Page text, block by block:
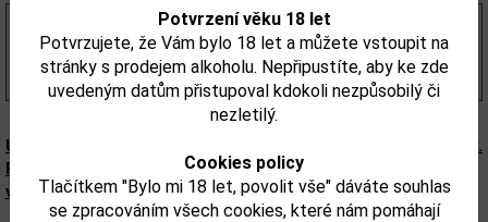
Potvrzení věku 18 let
Potvrzujete, že Vám bylo 18 let a můžete vstoupit na
stránky s prodejem alkoholu. Nepřipustíte, aby ke zde
uvedeným datům přistupoval kdokoli nezpůsobilý či
nezletilý.
Cookies policy
Tlačítkem "Bylo mi 18 let, povolit vše" dáváte souhlas
se zpracováním všech cookies, které nám pomáhají
47,00 Kč s DPH
(132,00 Kč/l)
Upozorňujeme, že tento produkt může obsahovat alergeny.
Přesné složení a alergeny jsou k dispozici na obalu
výrobku. Zkontrolujte prosím před konzumací.